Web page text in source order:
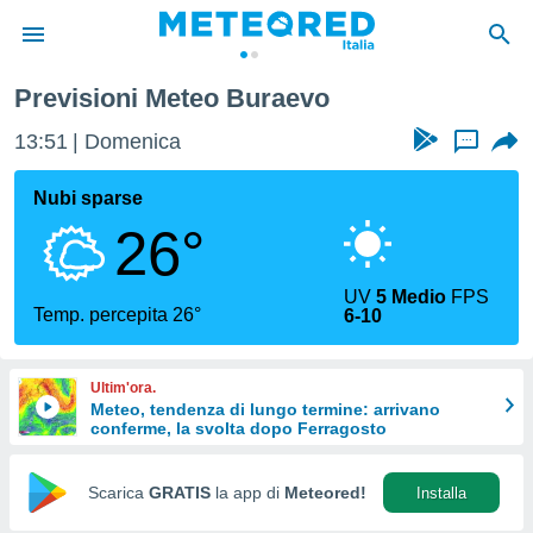
di
per
le
di
Web
Previsioni Meteo Buraevo
13:51 Domenica ...
Nubi sparse
26°
Temp. percepita 26°
UV5 Medio FPS
6-10
Ultim'ora.
Meteo, tendenza di lungo termine: arrivano
conferme, la svolta dopo Ferragosto
Scarica GRATIS la app di Meteored! Installa